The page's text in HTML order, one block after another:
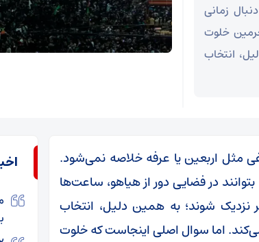
زمانی
خلوت
انتخاب
مثل اربعین یا عرفه خلاصه نمی‌شود.
در فضایی دور از هیاهو، ساعت‌ها
شوند؛ به همین دلیل، انتخاب
اما سوال اصلی اینجاست که خلوت